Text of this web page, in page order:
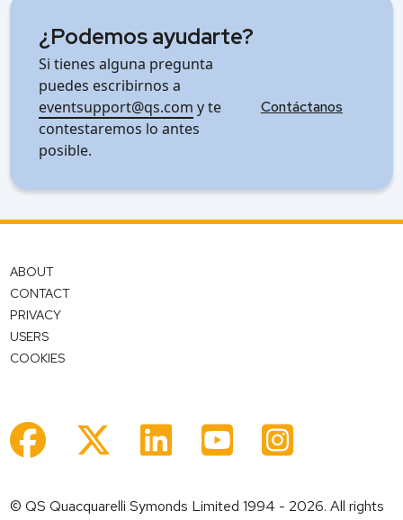
¿Podemos ayudarte?
Si tienes alguna pregunta
puedes escribirnos a
eventsupport@qs.com y te
contestaremos lo antes
posible.
Contáctanos
ABOUT
CONTACT
PRIVACY
USERS
COOKIES
© QS Quacquarelli Symonds Limited 1994 - 2026. All rights